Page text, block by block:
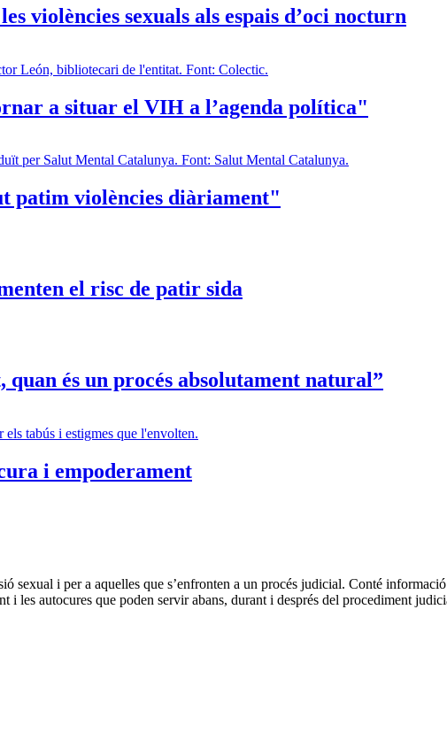
violències sexuals als espais d’oci nocturn
a situar el VIH a l’agenda política"
patim violències diàriament"
el risc de patir sida
és un procés absolutament natural”
i empoderament
sexual i per a aquelles que s’enfronten a un procés judicial. Conté
i les autocures que poden servir abans, durant i després del procediment